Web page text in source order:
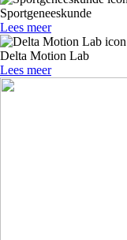
Sportgeneeskunde
Lees meer
Delta Motion Lab
Lees meer